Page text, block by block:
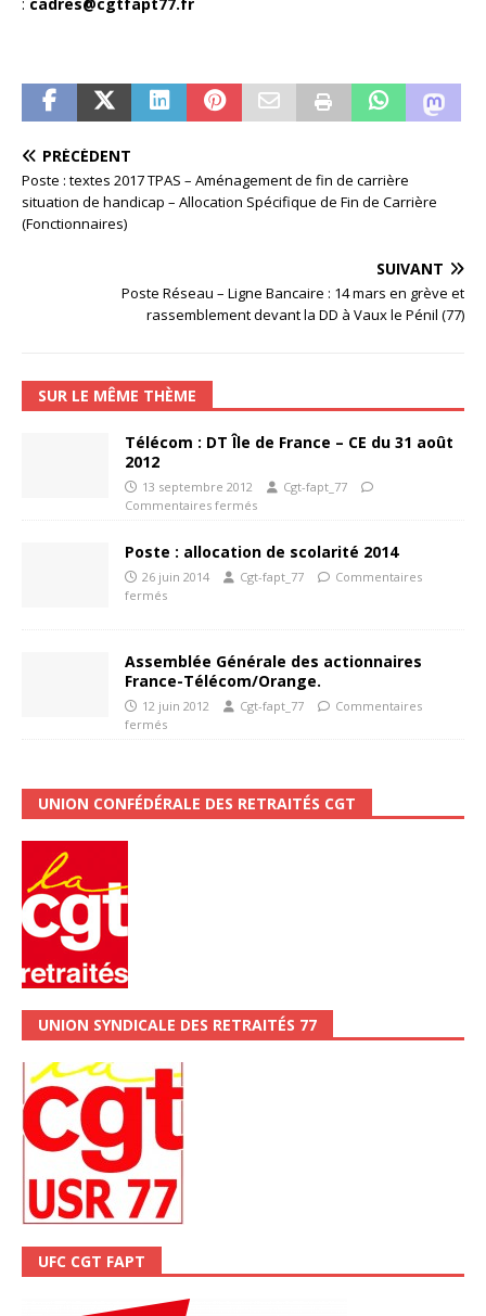
PRÉCÉDENT
Poste : textes 2017 TPAS – Aménagement de fin de carrière
situation de handicap – Allocation Spécifique de Fin de Carrière
(Fonctionnaires)
SUIVANT
Poste Réseau – Ligne Bancaire : 14 mars en grève et
rassemblement devant la DD à Vaux le Pénil (77)
SUR LE MÊME THÈME
Télécom : DT Île de France – CE du 31 août
2012
13 septembre 2012
Cgt-fapt_77
Commentaires fermés
Poste : allocation de scolarité 2014
26 juin 2014 Cgt-fapt_77
Commentaires
fermés
Assemblée Générale des actionnaires
France-Télécom/Orange.
12 juin 2012 Cgt-fapt_77
Commentaires
fermés
UNION CONFÉDÉRALE DES RETRAITÉS CGT
UNION SYNDICALE DES RETRAITÉS 77
UFC CGT FAPT